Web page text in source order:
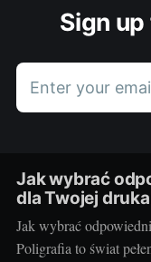
Sign
Enter your
Jak wybrać
dla Twojej
Jak wybrać
Poligrafia to świat